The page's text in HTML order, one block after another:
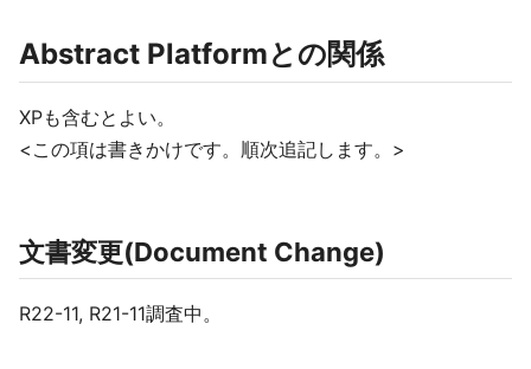
Abstract Platformとの関係
XPも含むとよい。
<この項は書きかけです。順次追記します。>
文書変更(Document Change)
R22-11, R21-11調査中。